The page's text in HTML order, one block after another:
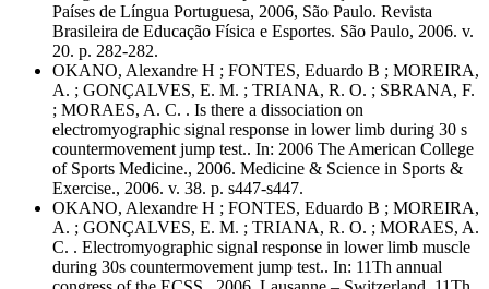
Países de Língua Portuguesa, 2006, São Paulo. Revista
Brasileira de Educação Física e Esportes. São Paulo, 2006. v.
20. p. 282-282.
OKANO, Alexandre H ; FONTES, Eduardo B ; MOREIRA,
A. ; GONÇALVES, E. M. ; TRIANA, R. O. ; SBRANA, F.
; MORAES, A. C. . Is there a dissociation on
electromyographic signal response in lower limb during 30 s
countermovement jump test.. In: 2006 The American College
of Sports Medicine., 2006. Medicine & Science in Sports &
Exercise., 2006. v. 38. p. s447-s447.
OKANO, Alexandre H ; FONTES, Eduardo B ; MOREIRA,
A. ; GONÇALVES, E. M. ; TRIANA, R. O. ; MORAES, A.
C. . Electromyographic signal response in lower limb muscle
during 30s countermovement jump test.. In: 11Th annual